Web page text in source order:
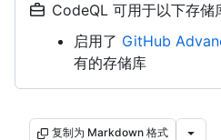
CodeQL 可用于以下存储
启用了 GitHub
有的存储库
复制为 Markdown 格式